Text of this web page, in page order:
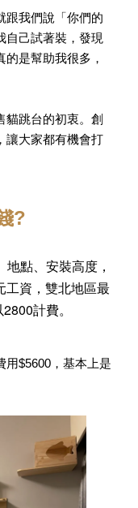
跟我們說「你們的
自己試著裝，發現
是幫助我很多，
貓跳台的初衷。創
讓大家都有機會打
?
點、安裝高度，
資， 雙北地區最
計費。
用$5600，基本上是